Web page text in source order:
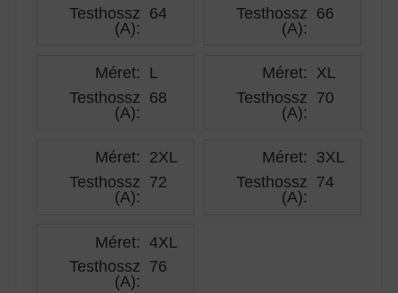
Testhossz
(A):
64
Testhossz
(A):
66
Méret: L
Testhossz
(A):
68
Méret: XL
Testhossz
(A):
70
Méret: 2XL
Testhossz
(A):
72
Méret: 3XL
Testhossz
(A):
74
Méret: 4XL
Testhossz
(A):
76